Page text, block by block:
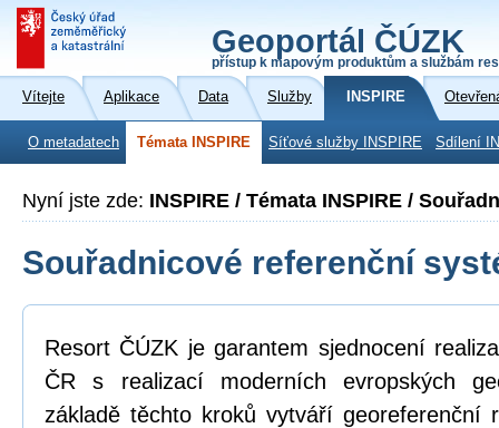
Geoportál ČÚZK
přístup k mapovým produktům a službám
Vítejte Aplikace Data Služby INSPIRE
O metadatech Témata INSPIRE Síťové služby INSPIRE Sdílení
Nyní jste zde: INSPIRE / Témata INSPIRE /
Souřadnicové referenční
Resort ČÚZK je garantem sjednocení
ČR s realizací moderních evropských
základě těchto kroků vytváří georeferenční